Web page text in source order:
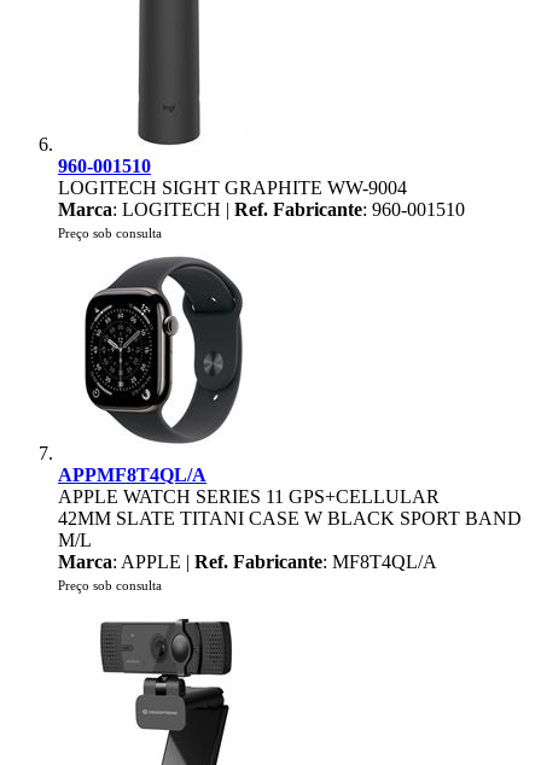
960-001510
LOGITECH SIGHT GRAPHITE WW-9004
Marca: LOGITECH | Ref. Fabricante: 960-001510
Preço sob consulta
APPMF8T4QL/A
APPLE WATCH SERIES 11 GPS+CELLULAR
42MM SLATE TITANI CASE W BLACK SPORT BAND
M/L
Marca: APPLE | Ref. Fabricante: MF8T4QL/A
Preço sob consulta